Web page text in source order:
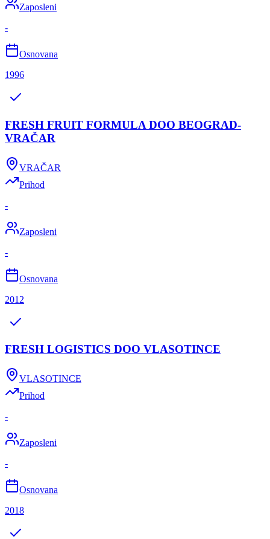
Zaposleni
-
Osnovana
1996
FRESH FRUIT FORMULA DOO BEOGRAD-
VRAČAR
VRAČAR
Prihod
-
Zaposleni
-
Osnovana
2012
FRESH LOGISTICS DOO VLASOTINCE
VLASOTINCE
Prihod
-
Zaposleni
-
Osnovana
2018